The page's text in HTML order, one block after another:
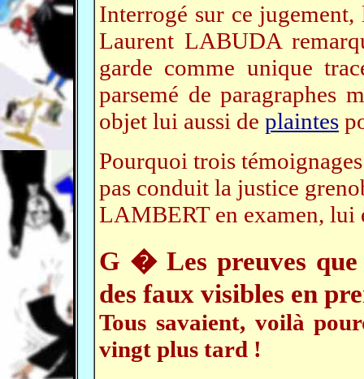
Interrogé sur ce
Laurent LABUDA
garde comme unique
parsemé de paragraphes
objet lui aussi de plaintes
Pourquoi trois
pas conduit la justice
LAMBERT en examen, lui
G � Les preuves que
des faux visibles en
Tous savaient, voilà
vingt plus tard !